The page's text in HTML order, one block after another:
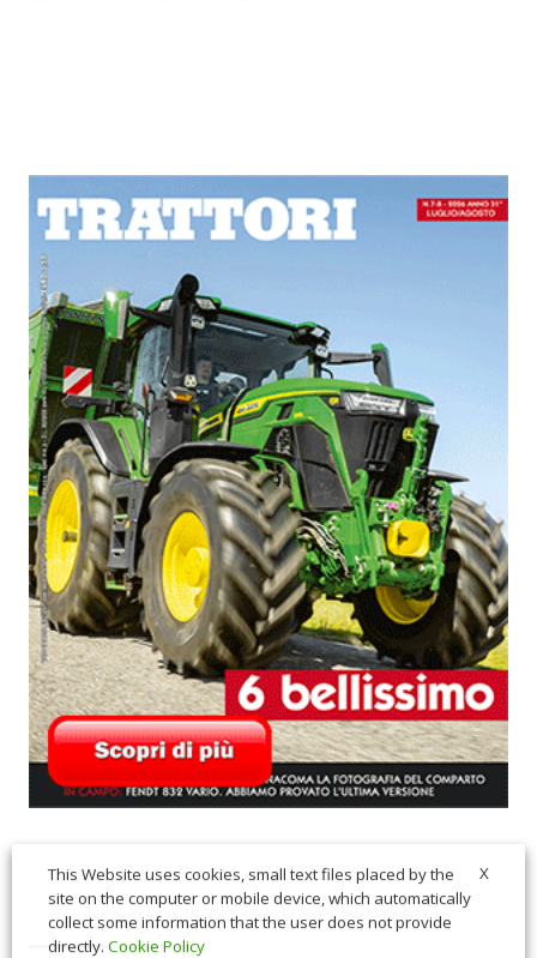
X
This Website uses cookies, small text files placed by the
site on the computer or mobile device, which automatically
collect some information that the user does not provide
directly. Cookie Policy